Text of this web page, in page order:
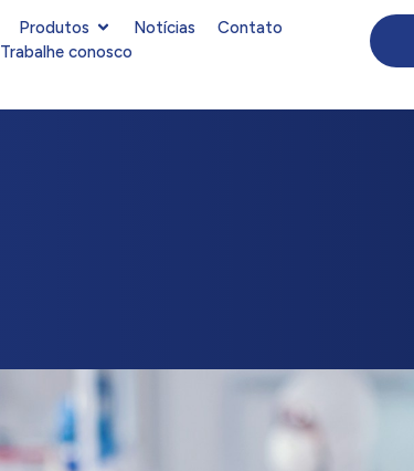
Produtos Notícias
Contato
Trabalhe conosco